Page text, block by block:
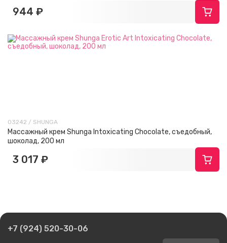
944 ₽
03242 / SHUNGA
Массажный крем Shunga Intoxicating Chocolate, съедобный,
шоколад, 200 мл
3 017 ₽
+7 (924) 520-30-06